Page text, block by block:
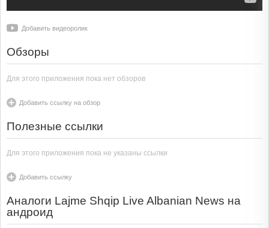
Добавить видеоролик
Обзоры
Для этого приложения пока нет обзоров
Добавить ссылку на обзор
Полезные ссылки
Для этого приложения пока не указаны ссылки
Добавить ссылку
Аналоги Lajme Shqip Live Albanian News на
андроид